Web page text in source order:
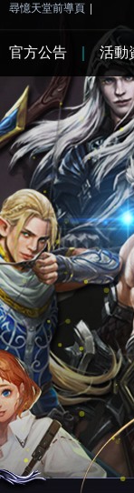
尋憶天堂前導頁